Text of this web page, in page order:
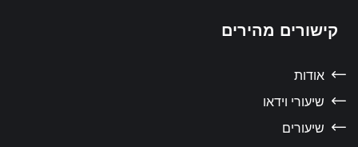
קישורים מהירים
אודות
שיעורי וידאו
שיעורים